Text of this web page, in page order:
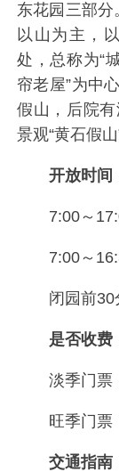
东花园三部
以山为主，
处，总称为“
帘老屋”为中
假山，后院
景观“黄石假
开放时间
7:00～
7:00～
闭园前30
是否收费
淡季门票
旺季门票
交通指南